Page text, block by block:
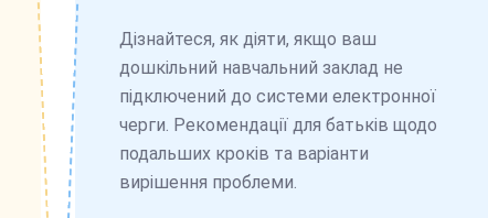
Дізнайтеся, як діяти, якщо ваш
дошкільний навчальний заклад не
підключений до системи електронної
черги. Рекомендації для батьків щодо
подальших кроків та варіанти
вирішення проблеми.